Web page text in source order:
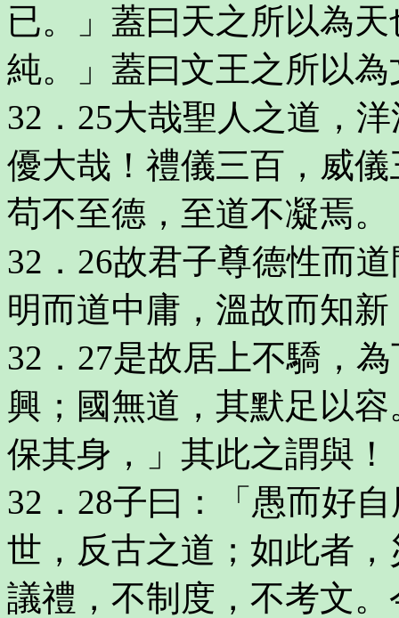
已。」蓋曰天之所以為
純。」蓋曰文王之所以
32．25大哉聖人之道，
優大哉！禮儀三百，威
苟不至德，至道不凝焉。
32．26故君子尊德性而
明而道中庸，溫故而知
32．27是故居上不驕，
興；國無道，其默足以
保其身，」其此之謂與！
32．28子曰：「愚而好
世，反古之道；如此者
議禮，不制度，不考文